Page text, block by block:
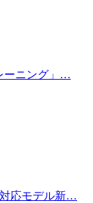
ーニング」…
応モデル新…